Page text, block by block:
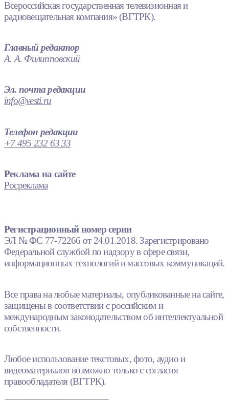
Всероссийская государственная телевизионная и
радиовещательная компания» (ВГТРК).
Главный редактор
А. А. Филипповский
Эл. почта редакции
info@vesti.ru
Телефон редакции
+7 495 232 63 33
Реклама на сайте
Росреклама
Регистрационный номер серии
ЭЛ № ФС 77-72266 от 24.01.2018. Зарегистрировано
Федеральной службой по надзору в сфере связи,
информационных технологий и массовых коммуникаций.
Все права на любые материалы, опубликованные на сайте,
защищены в соответствии с российским и
международным законодательством об интеллектуальной
собственности.
Любое использование текстовых, фото, аудио и
видеоматериалов возможно только с согласия
правообладателя (ВГТРК).